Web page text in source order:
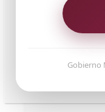
Gobierno